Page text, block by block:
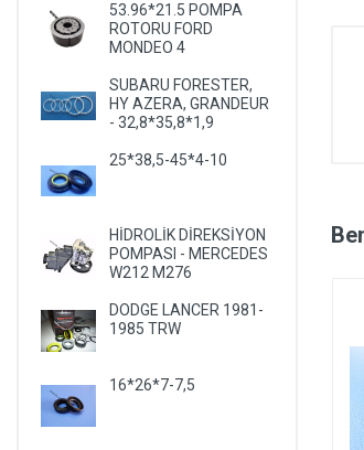
53.96*21.5 POMPA
ROTORU FORD
MONDEO 4
SUBARU FORESTER,
HY AZERA, GRANDEUR
- 32,8*35,8*1,9
25*38,5-45*4-10
HİDROLİK DİREKSİYON
POMPASI - MERCEDES
W212 M276
DODGE LANCER 1981-
1985 TRW
16*26*7-7,5